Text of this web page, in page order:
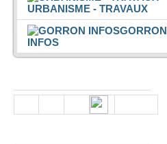
URBANISME - TRAVAUX
GORRON
INFOS